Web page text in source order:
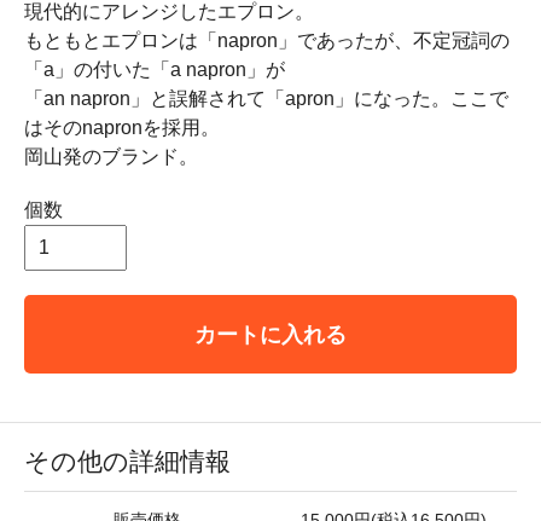
現代的にアレンジしたエプロン。
もともとエプロンは「napron」であったが、不定冠詞の
「a」の付いた「a napron」が
「an napron」と誤解されて「apron」になった。ここで
はそのnapronを採用。
岡山発のブランド。
個数
カートに入れる
その他の詳細情報